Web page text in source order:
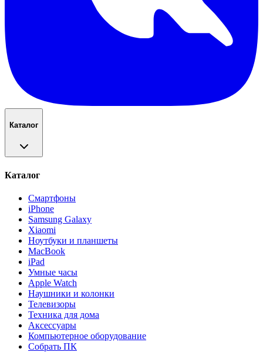
Каталог
Каталог
Смартфоны
iPhone
Samsung Galaxy
Xiaomi
Ноутбуки и планшеты
MacBook
iPad
Умные часы
Apple Watch
Наушники и колонки
Телевизоры
Техника для дома
Аксессуары
Компьютерное оборудование
Собрать ПК